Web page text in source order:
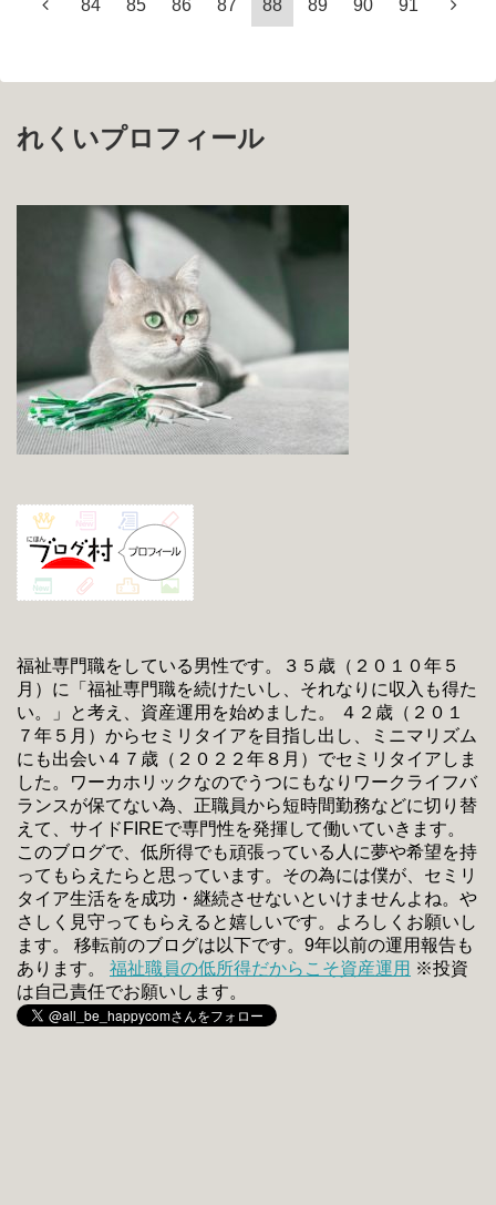
84 85 86 87 88 89 90 91
れくいプロフィール
福祉専門職をしている男性です。３５歳（２０１０年５
月）に「福祉専門職を続けたいし、それなりに収入も得た
い。」と考え、資産運用を始めました。 ４２歳（２０１
７年５月）からセミリタイアを目指し出し、ミニマリズム
にも出会い４７歳（２０２２年８月）でセミリタイアしま
した。ワーカホリックなのでうつにもなりワークライフバ
ランスが保てない為、正職員から短時間勤務などに切り替
えて、サイドFIREで専門性を発揮して働いていきます。
このブログで、低所得でも頑張っている人に夢や希望を持
ってもらえたらと思っています。その為には僕が、セミリ
タイア生活をを成功・継続させないといけませんよね。や
さしく見守ってもらえると嬉しいです。よろしくお願いし
ます。 移転前のブログは以下です。9年以前の運用報告も
あります。 福祉職員の低所得だからこそ資産運用 ※投資
は自己責任でお願いします。